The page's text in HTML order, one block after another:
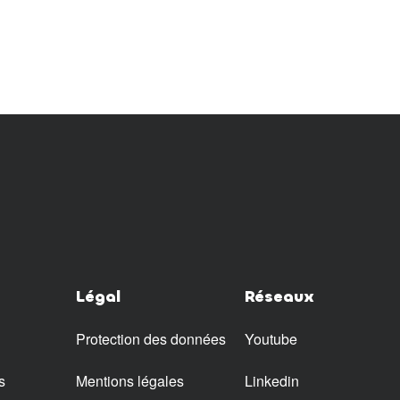
Légal
Protection des données
Mentions légales
Réseaux
Youtube
Linkedin